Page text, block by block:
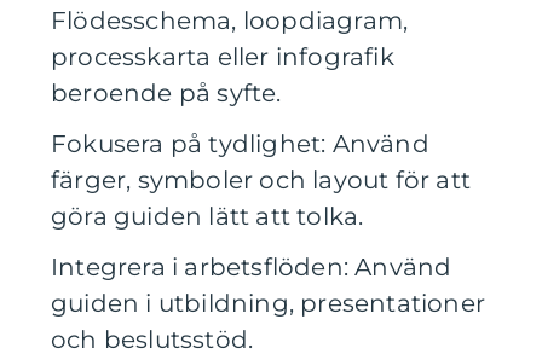
Flödesschema, loopdiagram,
processkarta eller infografik
beroende på syfte.
Fokusera på tydlighet: Använd
färger, symboler och layout för att
göra guiden lätt att tolka.
Integrera i arbetsflöden: Använd
guiden i utbildning, presentationer
och beslutsstöd.